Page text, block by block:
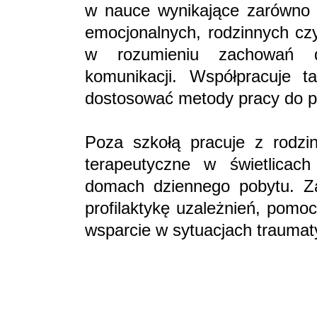
w nauce wynikające
emocjonalnych, rodzinnych
w rozumieniu zachowań
komunikacji. Współpracuje
dostosować metody pracy do
Poza szkołą pracuje z
terapeutyczne w
domach dziennego pobytu.
profilaktykę uzależnień,
wsparcie w sytuacjach